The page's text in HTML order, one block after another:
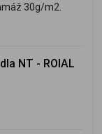
30g/m2.
NT - ROIAL